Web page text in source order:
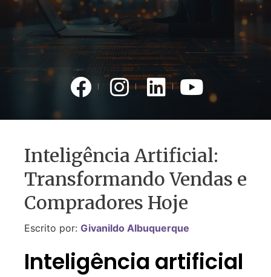
Inteligência Artificial:
Transformando Vendas e
Compradores Hoje
Escrito por: Givanildo Albuquerque
Inteligência artificial